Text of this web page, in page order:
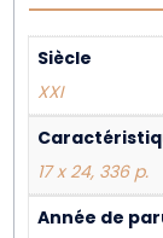
Siècle
XXI
17 x 24, 336 p.
Année de